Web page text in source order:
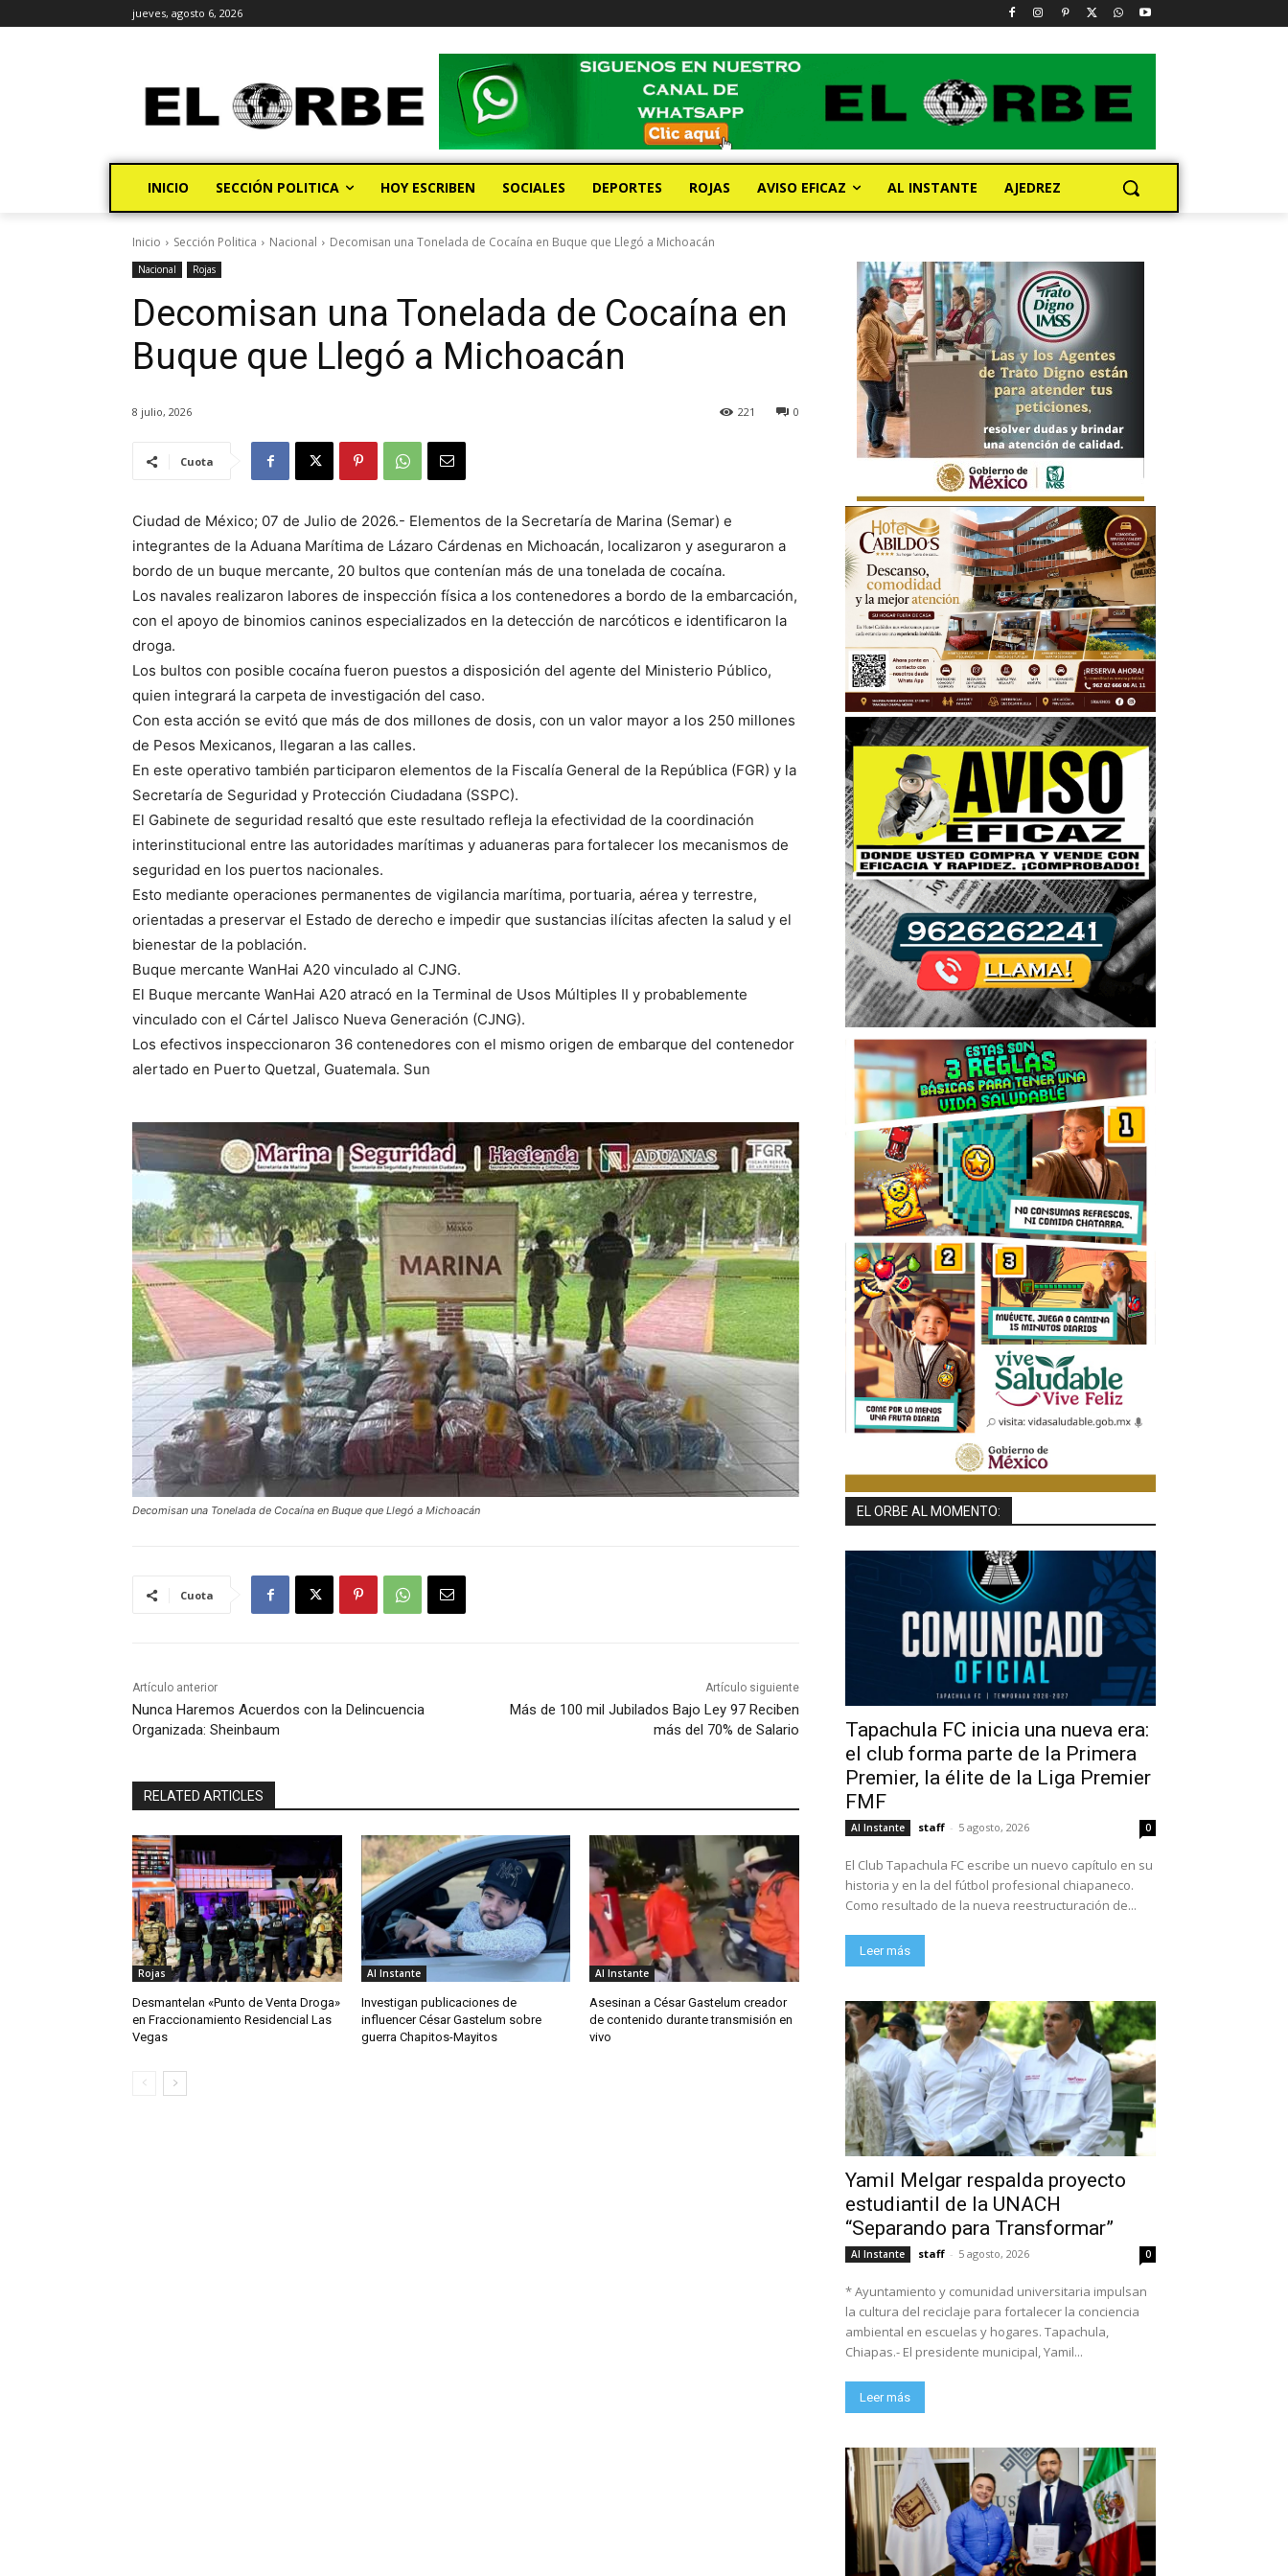
jueves, agosto 6, 2026
INICIO SECCIÓN POLITICA HOY ESCRIBEN SOCIALES DEPORTES ROJAS AVISO EFICAZ AL INSTANTE AJEDREZ
Inicio Sección Politica Nacional Decomisan una Tonelada de Cocaína en Buque que Llegó a Michoacán
Nacional Rojas
Decomisan una Tonelada de Cocaína en
Buque que Llegó a Michoacán
8 julio, 2026 0
221
Cuota
Ciudad de México; 07 de Julio de 2026.- Elementos de la Secretaría de Marina (Semar) e
integrantes de la Aduana Marítima de Lázaro Cárdenas en Michoacán, localizaron y aseguraron a
bordo de un buque mercante, 20 bultos que contenían más de una tonelada de cocaína.
Los navales realizaron labores de inspección física a los contenedores a bordo de la embarcación,
con el apoyo de binomios caninos especializados en la detección de narcóticos e identificaron la
droga.
Los bultos con posible cocaína fueron puestos a disposición del agente del Ministerio Público,
quien integrará la carpeta de investigación del caso.
Con esta acción se evitó que más de dos millones de dosis, con un valor mayor a los 250 millones
de Pesos Mexicanos, llegaran a las calles.
En este operativo también participaron elementos de la Fiscalía General de la República (FGR) y la
Secretaría de Seguridad y Protección Ciudadana (SSPC).
El Gabinete de seguridad resaltó que este resultado refleja la efectividad de la coordinación
interinstitucional entre las autoridades marítimas y aduaneras para fortalecer los mecanismos de
seguridad en los puertos nacionales.
Esto mediante operaciones permanentes de vigilancia marítima, portuaria, aérea y terrestre,
orientadas a preservar el Estado de derecho e impedir que sustancias ilícitas afecten la salud y el
bienestar de la población.
Buque mercante WanHai A20 vinculado al CJNG.
El Buque mercante WanHai A20 atracó en la Terminal de Usos Múltiples II y probablemente
vinculado con el Cártel Jalisco Nueva Generación (CJNG).
Los efectivos inspeccionaron 36 contenedores con el mismo origen de embarque del contenedor
alertado en Puerto Quetzal, Guatemala. Sun
Decomisan una Tonelada de Cocaína en Buque que Llegó a Michoacán
Cuota
Artículo anterior
Nunca Haremos Acuerdos con la Delincuencia
Organizada: Sheinbaum
Artículo siguiente
Más de 100 mil Jubilados Bajo Ley 97 Reciben
más del 70% de Salario
RELATED ARTICLES
Rojas
Desmantelan «Punto de Venta Droga»
en Fraccionamiento Residencial Las
Vegas
Al Instante
Investigan publicaciones de
influencer César Gastelum sobre
guerra Chapitos-Mayitos
Al Instante
Asesinan a César Gastelum creador
de contenido durante transmisión en
vivo
EL ORBE AL MOMENTO:
Tapachula FC inicia una nueva era:
el club forma parte de la Primera
Premier, la élite de la Liga Premier
FMF
Al Instante staff - 5 agosto, 2026 0
El Club Tapachula FC escribe un nuevo capítulo en su
historia y en la del fútbol profesional chiapaneco.
Como resultado de la nueva reestructuración de...
Leer más
Yamil Melgar respalda proyecto
estudiantil de la UNACH
“Separando para Transformar”
Al Instante staff - 5 agosto, 2026 0
* Ayuntamiento y comunidad universitaria impulsan
la cultura del reciclaje para fortalecer la conciencia
ambiental en escuelas y hogares. Tapachula,
Chiapas.- El presidente municipal, Yamil...
Leer más